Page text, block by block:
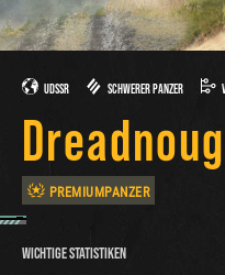
UDSSR SCHWERER PANZER
PREMIUMPANZER
WICHTIGE STATISTIKEN